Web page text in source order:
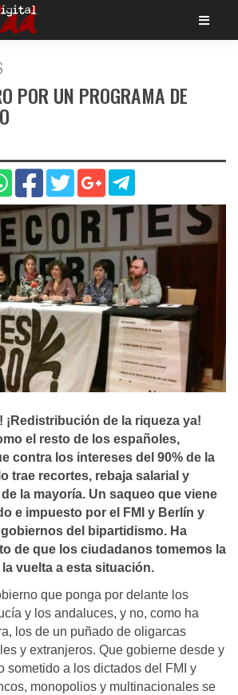
POR UN PROGRAMA DE
¡Redistribución de la riqueza ya!
el resto de los españoles,
contra los intereses del 90% de la
trae recortes, rebaja salarial y
la mayorí­a. Un saqueo que viene
e impuesto por el FMI y Berlí­n y
del bipartidismo. Ha
de que los ciudadanos tomemos la
vuelta a esta situación.
que ponga por delante los
y los andaluces, y no, como ha
los de un puñado de oligarcas
y extranjeros. Que gobierne desde y
sometido a los dictados del FMI y
monopolios y multinacionales se